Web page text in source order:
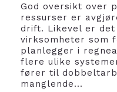
God oversikt over
ressurser er
drift. Likevel er det
virksomheter som
planlegger i
flere ulike
fører til
manglende...